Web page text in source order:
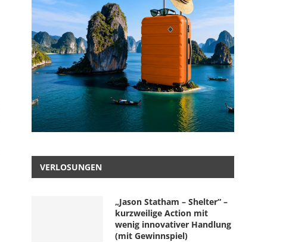
VERLOSUNGEN
„Jason Statham – Shelter“ –
kurzweilige Action mit
wenig innovativer Handlung
(mit Gewinnspiel)